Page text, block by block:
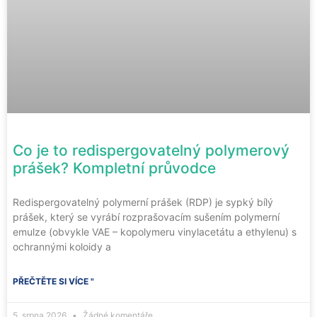
Co je to redispergovatelný polymerový
prášek? Kompletní průvodce
Redispergovatelný polymerní prášek (RDP) je sypký bílý
prášek, který se vyrábí rozprašovacím sušením polymerní
emulze (obvykle VAE – kopolymeru vinylacetátu a ethylenu) s
ochrannými koloidy a
PŘEČTĚTE SI VÍCE "